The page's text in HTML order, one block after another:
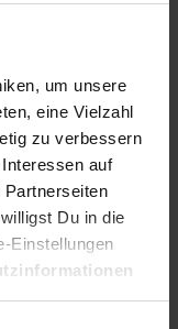
um unsere
eine Vielzahl
zu verbessern
auf
Partnerseiten
Du in die
Einstellungen
verwenden
Anrede.
jeder